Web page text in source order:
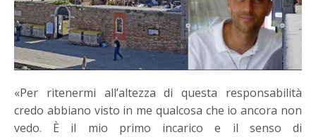
«Per ritenermi all’altezza di questa responsabilità
credo abbiano visto in me qualcosa che io ancora non
vedo. È il mio primo incarico e il senso di